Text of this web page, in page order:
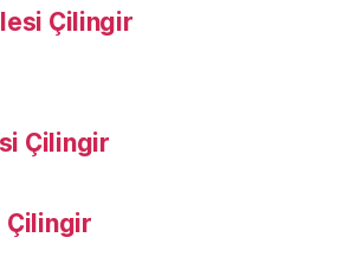
Çilingir
Çilingir
Çilingir